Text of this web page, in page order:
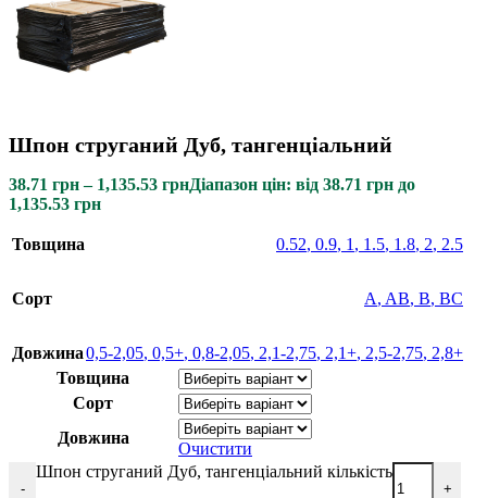
Шпон струганий Дуб, тангенціальний
38.71 грн – 1,135.53 грнДіапазон цін: від 38.71 грн до
1,135.53 грн
Товщина 0.52, 0.9, 1 , 1.5, 1.8, 2, 2.5
Сорт A, AB, B, BC
Довжина0,5-2,05, 0,5+, 0,8-2,05, 2,1-2,75, 2,1+, 2,5-2,75, 2,8+
Товщина
Сорт
Довжина
Очистити
-
Шпон струганий Дуб, тангенціальний кількість
+